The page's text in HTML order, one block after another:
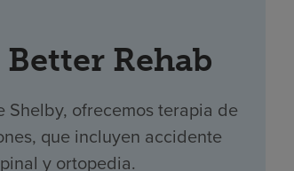
Rehab
Shelby, ofrecemos terapia de
que incluyen accidente
y ortopedia.